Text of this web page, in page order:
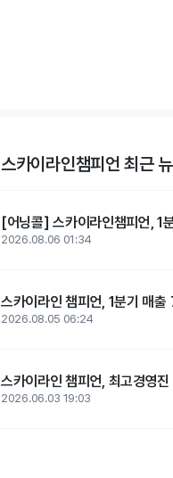
스카이라인챔피언 최근
[어닝콜] 스카이라인챔피언, 1
2026.08.06 01:34
스카이라인 챔피언, 1분기 매
2026.08.05 06:24
스카이라인 챔피언, 최고경영
2026.06.03 19:03